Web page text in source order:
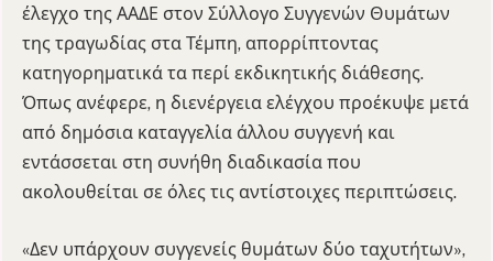
έλεγχο της ΑΑΔΕ στον Σύλλογο Συγγενών Θυμάτων
της τραγωδίας στα Τέμπη, απορρίπτοντας
κατηγορηματικά τα περί εκδικητικής διάθεσης.
Όπως ανέφερε, η διενέργεια ελέγχου προέκυψε μετά
από δημόσια καταγγελία άλλου συγγενή και
εντάσσεται στη συνήθη διαδικασία που
ακολουθείται σε όλες τις αντίστοιχες περιπτώσεις.
«Δεν υπάρχουν συγγενείς θυμάτων δύο ταχυτήτων»,